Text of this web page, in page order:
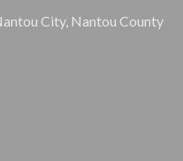
City, Nantou County